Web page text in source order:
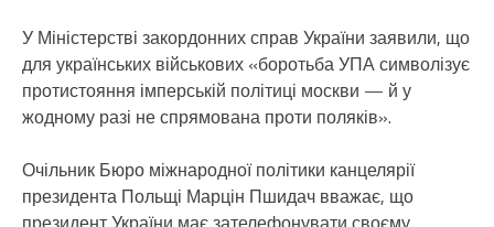
У Міністерстві закордонних справ України заявили, що
для українських військових «боротьба УПА символізує
протистояння імперській політиці москви — й у
жодному разі не спрямована проти поляків».
Очільник Бюро міжнародної політики канцелярії
президента Польщі Марцін Пшидач вважає, що